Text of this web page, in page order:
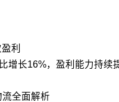
利
增长16%，盈利能力持续
全面解析